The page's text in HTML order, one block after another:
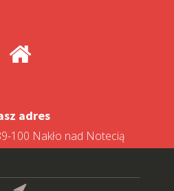
adres
100 Nakło nad Notecią